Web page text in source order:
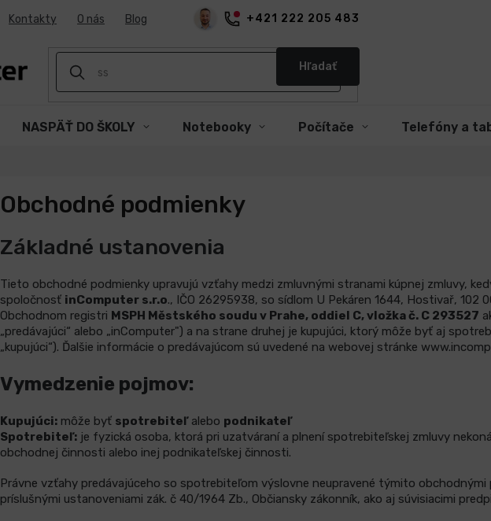
+421 222 205 483
Kontakty O nás Blog
Hľadať
NASPÄŤ DO ŠKOLY Notebooky Počítače Telefóny a
Obchodné podmienky
Základné ustanovenia
Tieto obchodné podmienky upravujú vzťahy medzi zmluvnými stranami kúpnej zmluvy,
spoločnosť inComputer s.r.o., IČO 26295938, so sídlom U Pekáren 1644, Hostivař, 102
Obchodnom registri MSPH Městského soudu v Prahe, oddiel C, vložka č. C 293527
„predávajúci“ alebo „inComputer") a na strane druhej je kupujúci, ktorý môže byť aj
„kupujúci“). Ďalšie informácie o predávajúcom sú uvedené na webovej stránke
Vymedzenie pojmov:
Kupujúci: môže byť spotrebiteľalebo podnikateľ
Spotrebiteľ: je fyzická osoba, ktorá pri uzatváraní a plnení spotrebiteľskej zmluvy
obchodnej činnosti alebo inej podnikateľskej činnosti.
Právne vzťahy predávajúceho so spotrebiteľom výslovne neupravené týmito obchodnými
príslušnými ustanoveniami zák. č 40/1964 Zb., Občiansky zákonník, ako aj súvisiacimi